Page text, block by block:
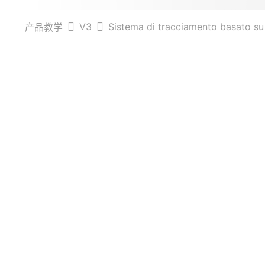
产品教学 V3 Sistema di tracciamento basato